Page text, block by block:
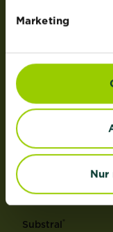
Marketing
Nur
Dünger
Pflanzenschutz
Grundstoffe
Schädlinge
Reinigungsmittel
MARKEN
Substral®